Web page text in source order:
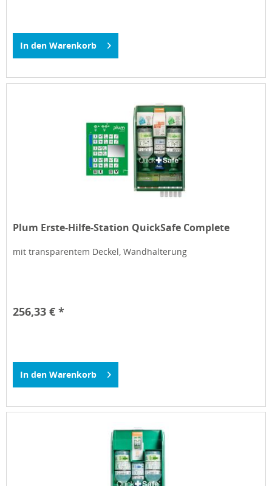
In den Warenkorb
Plum Erste-Hilfe-Station QuickSafe Complete
mit transparentem Deckel, Wandhalterung
256,33 € *
In den Warenkorb